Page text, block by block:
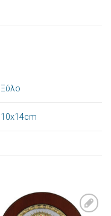
Ξύλο
10x14cm